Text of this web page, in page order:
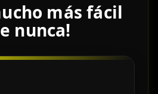
más fácil
nunca!